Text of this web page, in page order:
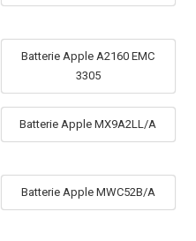
Batterie Apple A2160 EMC
3305
Batterie Apple MX9A2LL/A
Batterie Apple MWC52B/A